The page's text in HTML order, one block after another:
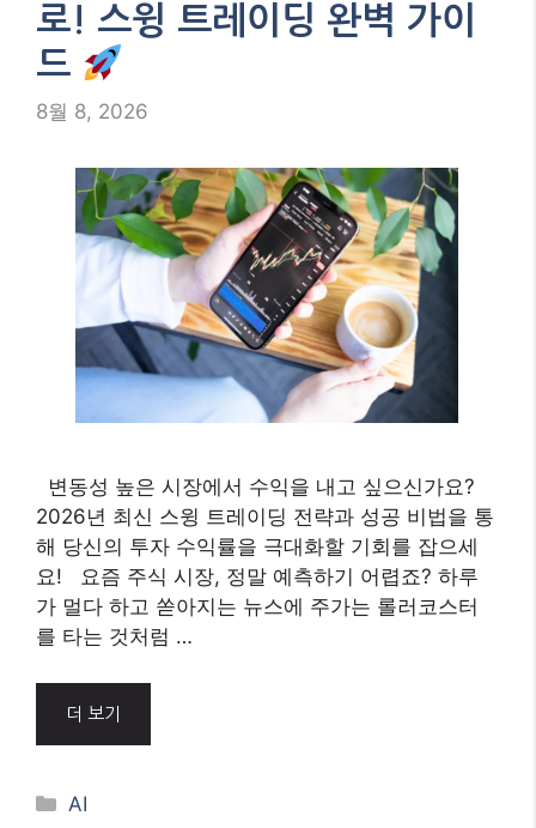
로! 스윙 트레이딩 완벽 가이
드
8월 8, 2026
변동성 높은 시장에서 수익을 내고 싶으신가요?
2026년 최신 스윙 트레이딩 전략과 성공 비법을 통
해 당신의 투자 수익률을 극대화할 기회를 잡으세
요! 요즘 주식 시장, 정말 예측하기 어렵죠? 하루
가 멀다 하고 쏟아지는 뉴스에 주가는 롤러코스터
를 타는 것처럼 …
더 보기
Categories
AI